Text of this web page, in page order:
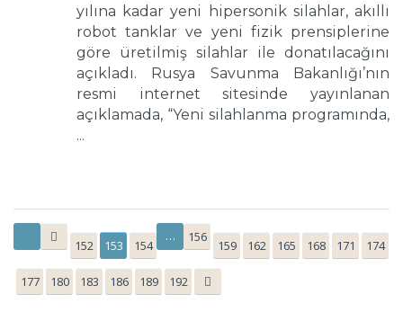
yılına kadar yeni hipersonik silahlar, akıllı
robot tanklar ve yeni fizik prensiplerine
göre üretilmiş silahlar ile donatılacağını
açıkladı. Rusya Savunma Bakanlığı’nın
resmi internet sitesinde yayınlanan
açıklamada, “Yeni silahlanma programında,
...
152 153 154
… 156
159 162 165 168 171 174
177 180 183 186 189 192